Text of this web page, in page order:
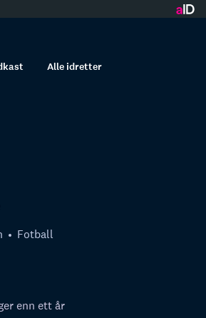
innhold
Alle idretter
Fotball
enn ett år